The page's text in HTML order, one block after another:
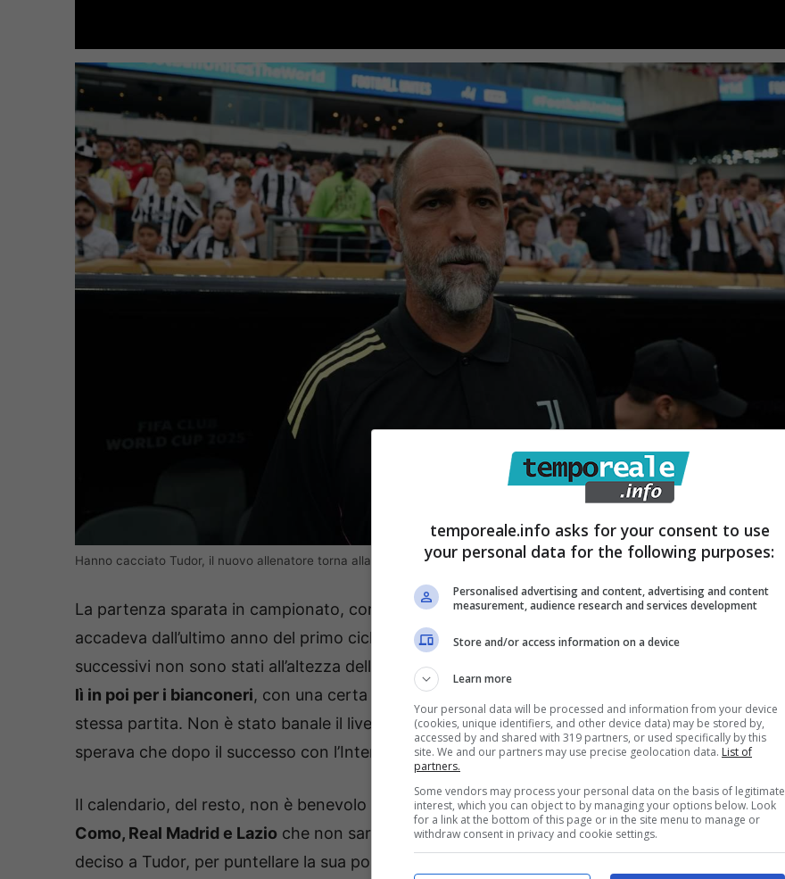
Hanno cacciato Tudor, il nuovo allenatore torna alla Juve dopo 22 anni – Temporeale.info (fonte: © ANSA)
La partenza sparata in campionato, con tre vittorie nelle prime tre gare, cosa che non
accadeva dall’ultimo anno del primo ciclo di Allegri, aveva dato buone sensazioni, ma i match
successivi non sono stati all’altezza delle aspettative generate.
lì in poi per i bianconeri, con una certa altalenanza nelle prestazioni, anche all’interno della
stessa partita. Non è stato banale il livello degli avversari fronteggiati, questo è vero, ma si
sperava che dopo il successo con l’Inter ci fossero maggiori consapevolezze.
Il calendario, del resto, non è benevolo nemmeno al rientro dalla sosta, conle sfide contro
Como, Real Madrid e Lazio che non saranno semplici, tutt’altro. Serve un cambio di marcia
deciso a Tudor, per puntellare la sua posizione, che è già sotto esame, a quanto pare, da parte
temporeale.info asks for your consent to use
your personal data for the following purposes:
Personalised advertising and content, advertising and content
measurement, audience research and services development
Store and/or access information on a device
Learn more
Your personal data will be processed and information from your device
(cookies, unique identifiers, and other device data) may be stored by,
accessed by and shared with 319 partners, or used specifically by this
site. We and our partners may use precise geolocation data. List of
partners.
Some vendors may process your personal data on the basis of legitimate
interest, which you can object to by managing your options below. Look
for a link at the bottom of this page or in the site menu to manage or
withdraw consent in privacy and cookie settings.